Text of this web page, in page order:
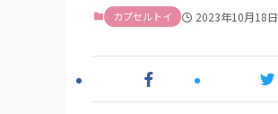
カプセルトイ 2023年10月18日